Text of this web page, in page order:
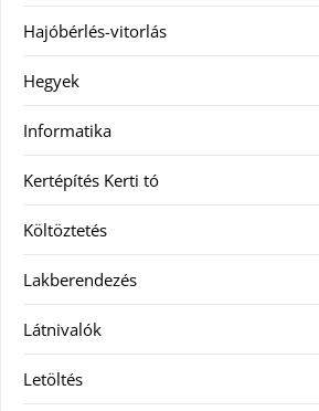
Hajóbérlés-vitorlás
Hegyek
Informatika
Kertépítés Kerti tó
Költöztetés
Lakberendezés
Látnivalók
Letöltés